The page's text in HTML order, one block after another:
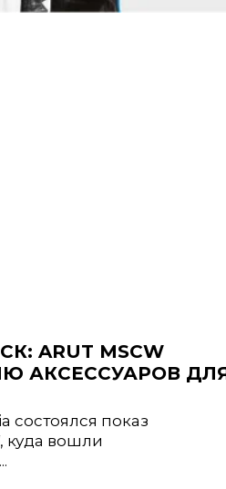
ARUT MSCW
АКСЕССУАРОВ
состоялся показ
куда вошли